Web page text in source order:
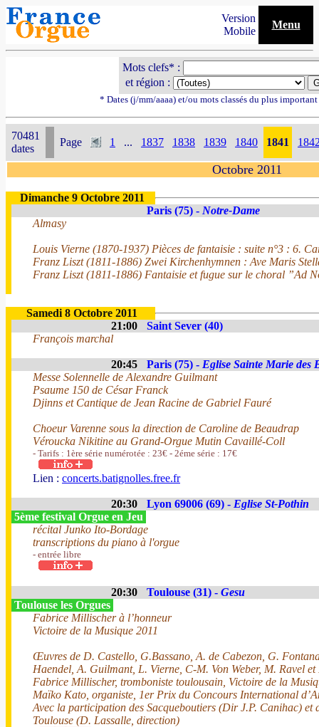
Version
Mobile
Menu
Mots clefs* :
et région :
* Dates (j/mm/aaaa) et/ou mots classés du plus
70481
dates
Page 1 ... 1837 1838 1839 1840 1841
Octobre 2011
Dimanche 9 Octobre 2011
Paris (75) - Notre-Dame
Almasy
Louis Vierne (1870-1937) Pièces de fantaisie : suite n°3 : 6.
Franz Liszt (1811-1886) Zwei Kirchenhymnen : Ave Maris
Franz Liszt (1811-1886) Fantaisie et fugue sur le choral ”Ad
Samedi 8 Octobre 2011
21:00
Saint Sever (40)
François marchal
20:45 Paris (75) - Eglise Sainte Marie des
Messe Solennelle de Alexandre Guilmant
Psaume 150 de César Franck
Djinns et Cantique de Jean Racine de Gabriel Fauré
Choeur Varenne sous la direction de Caroline de Beaudrap
Véroucka Nikitine au Grand-Orgue Mutin Cavaillé-Coll
- Tarifs : 1ère série numérotée : 23€ - 2éme série : 17€
Lien : concerts.batignolles.free.fr
20:30 Lyon 69006 (69) - Eglise St-Pothin
5ème festival Orgue en Jeu
récital Junko Ito-Bordage
transcriptions du piano à l'orgue
- entrée libre
20:30 Toulouse (31) - Gesu
Toulouse les Orgues
Fabrice Millischer à l’honneur
Victoire de la Musique 2011
Œuvres de D. Castello, G.Bassano, A. de Cabezon, G.
Haendel, A. Guilmant, L. Vierne, C-M. Von Weber, M. Ravel
Fabrice Millischer, tromboniste toulousain, Victoire de la
Maïko Kato, organiste, 1er Prix du Concours International
Avec la participation des Sacqueboutiers (Dir J.P. Canihac) et
Toulouse (D. Lassalle, direction)